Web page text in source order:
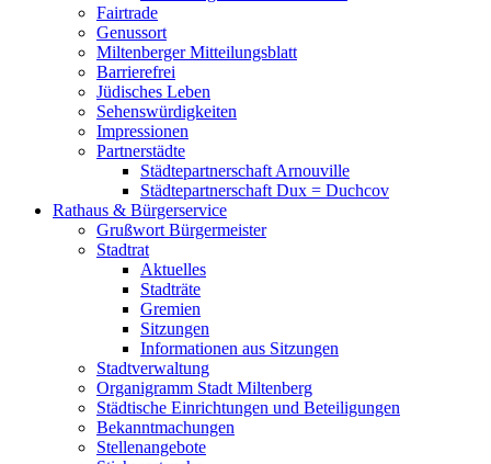
Fairtrade
Genussort
Miltenberger Mitteilungsblatt
Barrierefrei
Jüdisches Leben
Sehenswürdigkeiten
Impressionen
Partnerstädte
Städtepartnerschaft Arnouville
Städtepartnerschaft Dux = Duchcov
Rathaus & Bürgerservice
Grußwort Bürgermeister
Stadtrat
Aktuelles
Stadträte
Gremien
Sitzungen
Informationen aus Sitzungen
Stadtverwaltung
Organigramm Stadt Miltenberg
Städtische Einrichtungen und Beteiligungen
Bekanntmachungen
Stellenangebote